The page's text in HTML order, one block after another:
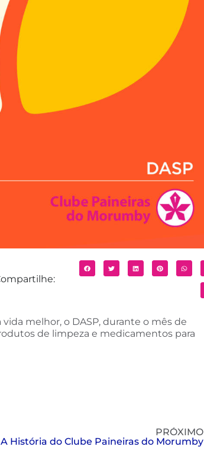
melhor, o DASP, durante o mês de
de limpeza e medicamentos para
PRÓXIMO
A História do Clube Paineiras do Morumby